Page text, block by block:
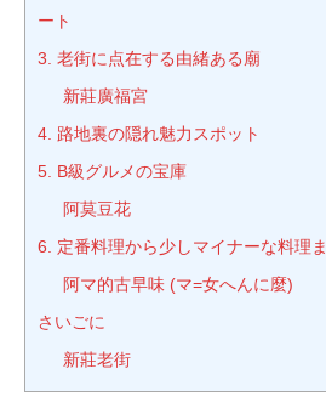
ート
3. 老街に点在する由緒ある廟
新莊廣福宮
4. 路地裏の隠れ魅力スポット
5. B級グルメの宝庫
阿莫豆花
6. 定番料理から少しマイナーな料理
阿マ的古早味 (マ=女へんに麼)
さいごに
新莊老街